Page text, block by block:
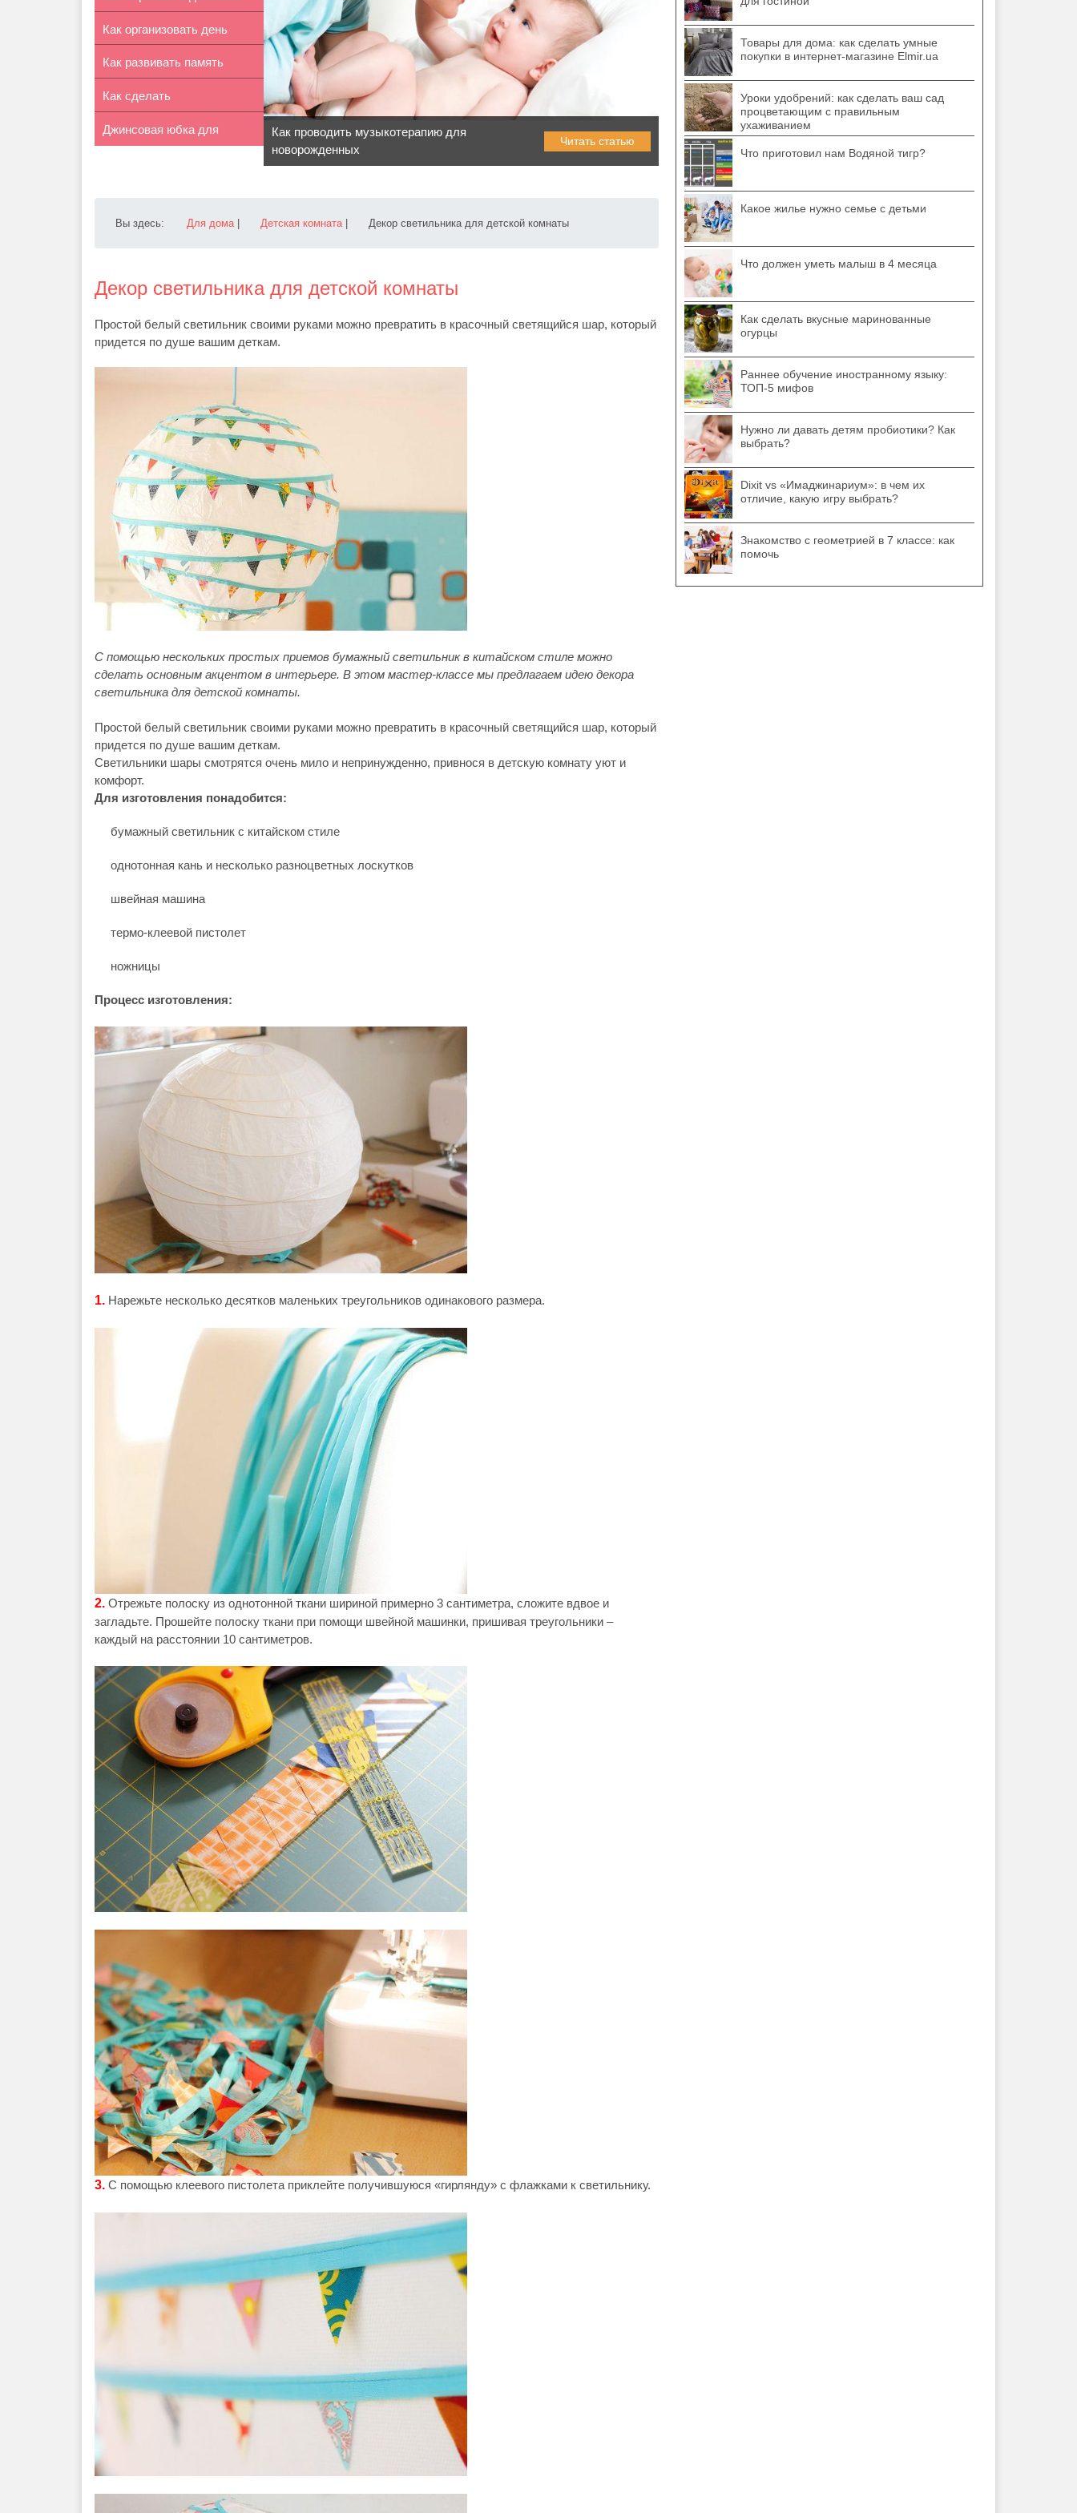
капризами
Как организовать день
рождения ...
Как развивать память
ребенка
Как сделать
ортопедический ковр...
Джинсовая юбка для
Как проводить музыкотерапию для
новорожденных
Читать статью
Вы здесь: Для дома Детская комната Декор светильника для детской комнаты
Декор светильника для детской комнаты
Простой белый светильник своими руками можно превратить в красочный светящийся шар, который
придется по душе вашим деткам.
C помощью нескольких простых приемов бумажный светильник в китайском стиле можно
сделать основным акцентом в интерьере. В этом мастер-классе мы предлагаем идею декора
светильника для детской комнаты.
Простой белый светильник своими руками можно превратить в красочный светящийся шар, который
придется по душе вашим деткам.
Светильники шары смотрятся очень мило и непринужденно, привнося в детскую комнату уют и
комфорт.
Для изготовления понадобится:
бумажный светильник с китайском стиле
однотонная кань и несколько разноцветных лоскутков
швейная машина
термо-клеевой пистолет
ножницы
Процесс изготовления:
1. Нарежьте несколько десятков маленьких треугольников одинакового размера.
2. Отрежьте полоску из однотонной ткани шириной примерно 3 сантиметра, сложите вдвое и
загладьте. Прошейте полоску ткани при помощи швейной машинки, пришивая треугольники –
каждый на расстоянии 10 сантиметров.
3. С помощью клеевого пистолета приклейте получившуюся «гирлянду» с флажками к светильнику.
Товары для дома: как сделать умные
покупки в интернет-магазине Elmir.ua
Уроки удобрений: как сделать ваш сад
процветающим с правильным
ухаживанием
Что приготовил нам Водяной тигр?
Какое жилье нужно семье с детьми
Что должен уметь малыш в 4 месяца
Как сделать вкусные маринованные
огурцы
Раннее обучение иностранному языку:
ТОП-5 мифов
Нужно ли давать детям пробиотики? Как
выбрать?
Dixit vs «Имаджинариум»: в чем их
отличие, какую игру выбрать?
Знакомство с геометрией в 7 классе: как
помочь